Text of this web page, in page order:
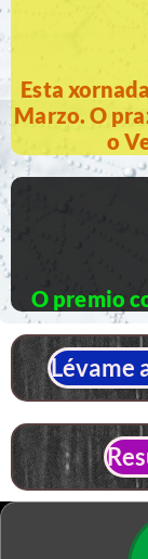
Esta
Marzo. O
o
O premio
Lévame